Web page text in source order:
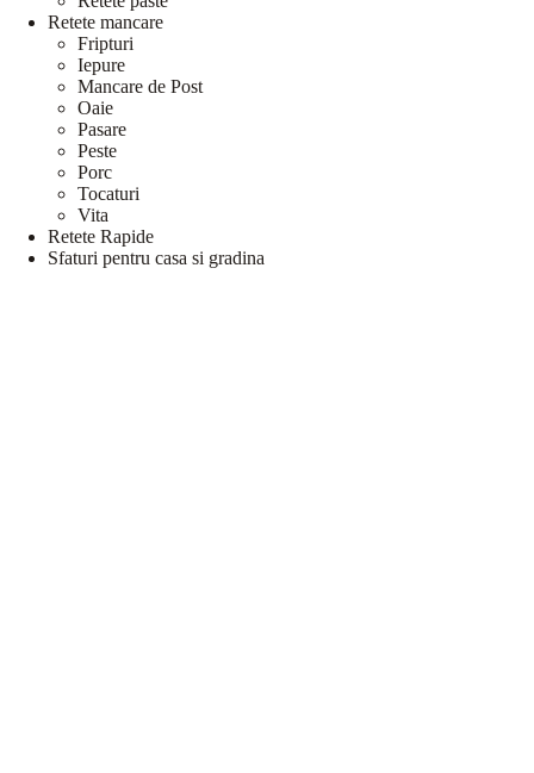
Retete mancare
Fripturi
Iepure
Mancare de Post
Oaie
Pasare
Peste
Porc
Tocaturi
Vita
Retete Rapide
Sfaturi pentru casa si gradina